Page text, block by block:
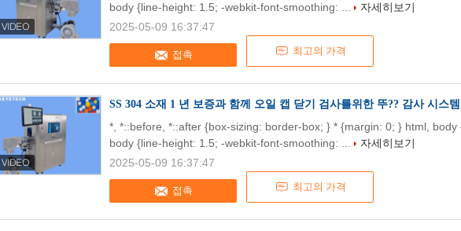
접촉 최고의 가격
body {line-height: 1.5; -webkit-font-smoothing: ...
자세히보기
2025-05-09 16:37:47
SS 304 소재 1 년 보증과 함께 오일 캡 닫기 검사를위한 뚜?? 감사 시스템
접촉 최고의 가격
*, *::before, *::after {box-sizing: border-box; } * {margin: 0; } html, body
body {line-height: 1.5; -webkit-font-smoothing: ...
자세히보기
2025-05-09 16:37:47